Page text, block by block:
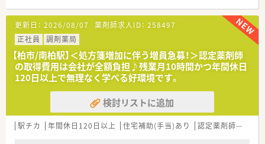
更新日： 2026/08/07 薬剤師求人ID： 258497
正社員
調剤薬局
【柏市/南柏駅】＜処方箋増加に伴う増員急募！＞認定薬剤師
の取得費用は会社が全額負担♪残業月10時間かつ年間休日
120日以上で無理なく学べる好環境です。
検討リストに追加
駅チカ 年間休日120日以上 住宅補助(手当)あり 認定薬剤師取得支援あり